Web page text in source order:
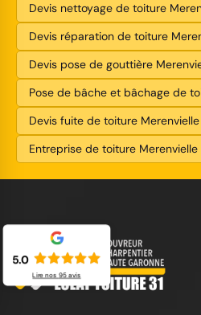
Devis nettoyage de toiture
Devis réparation de toiture
Devis pose de gouttière
Pose de bâche et bâchage de
Devis fuite de toiture Merenvielle
Entreprise de toiture Merenvielle
5.0
Lire nos 95avis